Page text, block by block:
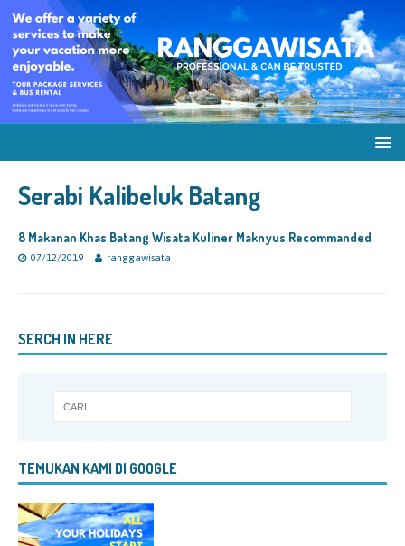
Serabi Kalibeluk Batang
8 Makanan Khas Batang Wisata Kuliner Maknyus Recommanded
07/12/2019 ranggawisata
SERCH IN HERE
TEMUKAN KAMI DI GOOGLE